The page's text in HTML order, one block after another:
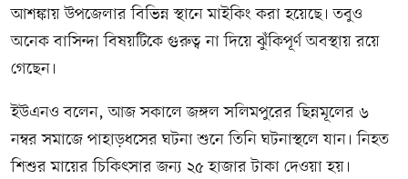
আশঙ্কায় উপজেলার বিভিন্ন স্থানে মাইকিং করা হয়েছে। তবুও
অনেক বাসিন্দা বিষয়টিকে গুরুত্ব না দিয়ে ঝুঁকিপূর্ণ অবস্থায় রয়ে
গেছেন।
ইউএনও বলেন, আজ সকালে জঙ্গল সলিমপুরের ছিন্নমূলের ৬
নম্বর সমাজে পাহাড়ধসের ঘটনা শুনে তিনি ঘটনাস্থলে যান। নিহত
শিশুর মায়ের চিকিৎসার জন্য ২৫ হাজার টাকা দেওয়া হয়।